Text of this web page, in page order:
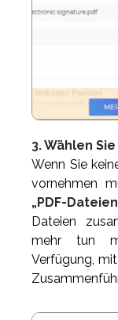
3. Wählen
Wenn Sie
vornehmen
„PDF-
Dateien
mehr tun
Verfügung,